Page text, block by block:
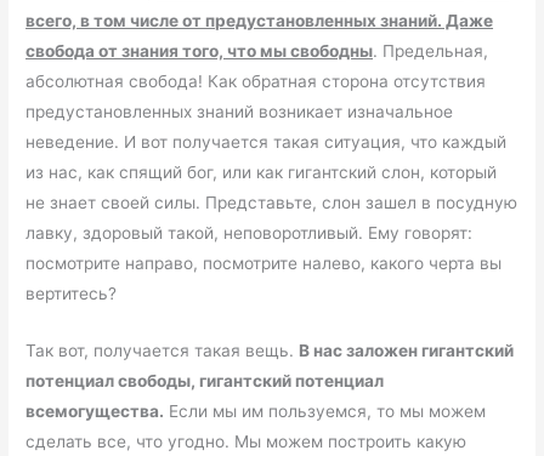
всего, в том числе от предустановленных знаний. Даже
свобода от знания того, что мы свободны. Предельная,
абсолютная свобода! Как обратная сторона отсутствия
предустановленных знаний возникает изначальное
неведение. И вот получается такая ситуация, что каждый
из нас, как спящий бог, или как гигантский слон, который
не знает своей силы. Представьте, слон зашел в посудную
лавку, здоровый такой, неповоротливый. Ему говорят:
посмотрите направо, посмотрите налево, какого черта вы
вертитесь?
Так вот, получается такая вещь. В нас заложен гигантский
потенциал свободы, гигантский потенциал
всемогущества. Если мы им пользуемся, то мы можем
сделать все, что угодно. Мы можем построить какую